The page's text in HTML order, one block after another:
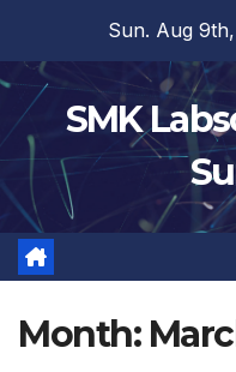
content
Sun. Aug
SMK
Month: